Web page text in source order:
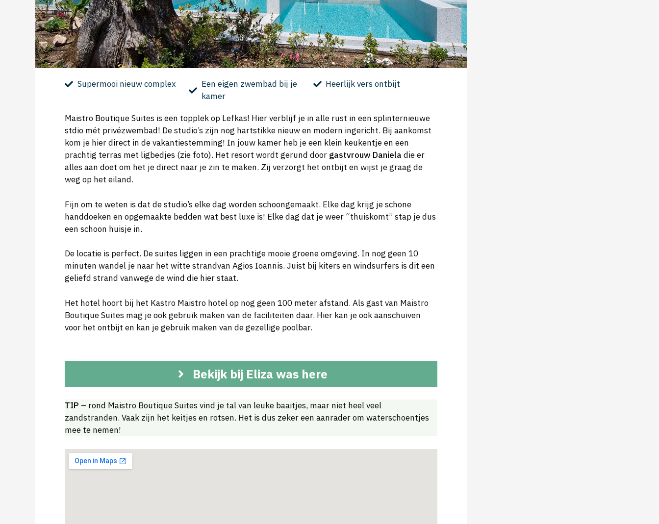
Supermooi nieuw complex
Een eigen zwembad bij je
kamer
Heerlijk vers ontbijt
Maistro Boutique Suites is een topplek op Lefkas! Hier verblijf je in alle rust in een splinternieuwe
stdio mét privézwembad! De studio’s zijn nog hartstikke nieuw en modern ingericht. Bij aankomst
kom je hier direct in de vakantiestemming! In jouw kamer heb je een klein keukentje en een
prachtig terras met ligbedjes (zie foto). Het resort wordt gerund door gastvrouw Daniela die er
alles aan doet om het je direct naar je zin te maken. Zij verzorgt het ontbijt en wijst je graag de
weg op het eiland.
Fijn om te weten is dat de studio’s elke dag worden schoongemaakt. Elke dag krijg je schone
handdoeken en opgemaakte bedden wat best luxe is! Elke dag dat je weer “thuiskomt” stap je dus
een schoon huisje in.
De locatie is perfect. De suites liggen in een prachtige mooie groene omgeving. In nog geen 10
minuten wandel je naar het witte strandvan Agios Ioannis. Juist bij kiters en windsurfers is dit een
geliefd strand vanwege de wind die hier staat.
Het hotel hoort bij het Kastro Maistro hotel op nog geen 100 meter afstand. Als gast van Maistro
Boutique Suites mag je ook gebruik maken van de faciliteiten daar. Hier kan je ook aanschuiven
voor het ontbijt en kan je gebruik maken van de gezellige poolbar.
Bekijk bij Eliza was here
TIP – rond Maistro Boutique Suites vind je tal van leuke baaitjes, maar niet heel veel
zandstranden. Vaak zijn het keitjes en rotsen. Het is dus zeker een aanrader om waterschoentjes
mee te nemen!